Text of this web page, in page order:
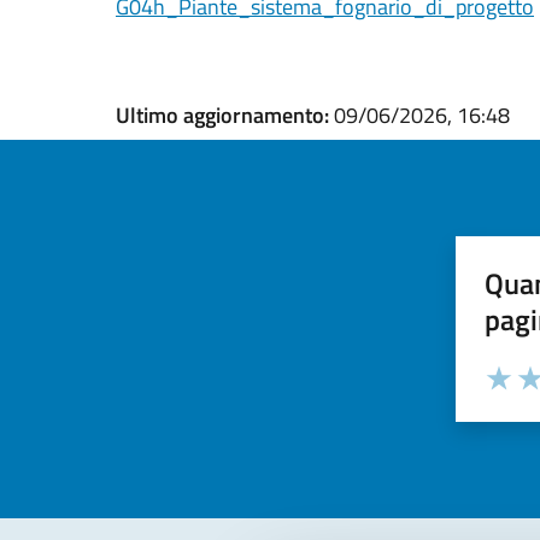
G04h_Piante_sistema_fognario_di_progetto
Ultimo aggiornamento:09/06/2026, 16:48
Valuta